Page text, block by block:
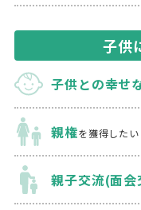
子供
子供との幸せ
親権を獲得したい
親子交流(面会